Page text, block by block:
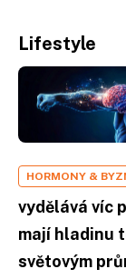
Lifestyle
HORMONY &
vydělává víc
mají hladinu
světovým